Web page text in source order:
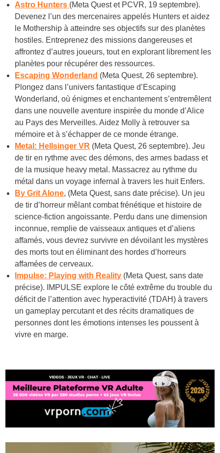
Astro Hunters (Meta Quest et PCVR, 19 septembre).
Devenez l’un des mercenaires appelés Hunters et aidez
le Mothership à atteindre ses objectifs sur des planètes
hostiles. Entreprenez des missions dangereuses et
affrontez d’autres joueurs, tout en explorant librement les
planètes pour récupérer des ressources.
Escaping Wonderland (Meta Quest, 26 septembre).
Plongez dans l’univers fantastique d’Escaping
Wonderland, où énigmes et enchantement s’entremêlent
dans une nouvelle aventure inspirée du monde d’Alice
au Pays des Merveilles. Aidez Molly à retrouver sa
mémoire et à s’échapper de ce monde étrange.
Metal: Hellsinger VR (Meta Quest, 26 septembre). Jeu
de tir en rythme avec des démons, des armes badass et
de la musique heavy metal. Massacrez au rythme du
métal dans un voyage infernal à travers les huit Enfers.
By Grit Alone, (Meta Quest, sans date précise). Un jeu
de tir d’horreur mêlant combat frénétique et histoire de
science-fiction angoissante. Perdu dans une dimension
inconnue, remplie de vaisseaux antiques et d’aliens
affamés, vous devrez survivre en dévoilant les mystères
des morts tout en éliminant des hordes d’horreurs
affamées de cerveaux.
Impulse: Playing with Reality (Meta Quest, sans date
précise). IMPULSE explore le côté extrême du trouble du
déficit de l’attention avec hyperactivité (TDAH) à travers
un gameplay percutant et des récits dramatiques de
personnes dont les émotions intenses les poussent à
vivre en marge.